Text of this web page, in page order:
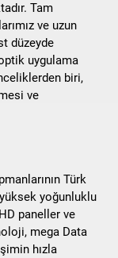
Tam
ve uzun
düzeyde
uygulama
biri,
ve
Türk
yoğunluklu
paneller ve
mega Data
hızla